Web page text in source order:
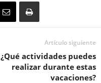
Artículo siguiente
¿Qué actividades puedes
realizar durante estas
vacaciones?